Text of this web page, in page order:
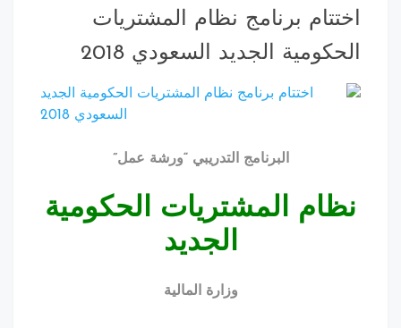
برنامج نظام المشتريات
الجديد السعودي 2018
البرنامج التدريبي “ورشة عمل”
المشتريات الحكومية
الجديد
وزارة المالية